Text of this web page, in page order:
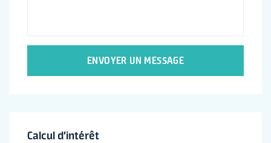
ENVOYER UN MESSAGE
Calcul d’intérêt